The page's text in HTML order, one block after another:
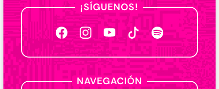
¡SÍGUENOS!
NAVEGACIÓN